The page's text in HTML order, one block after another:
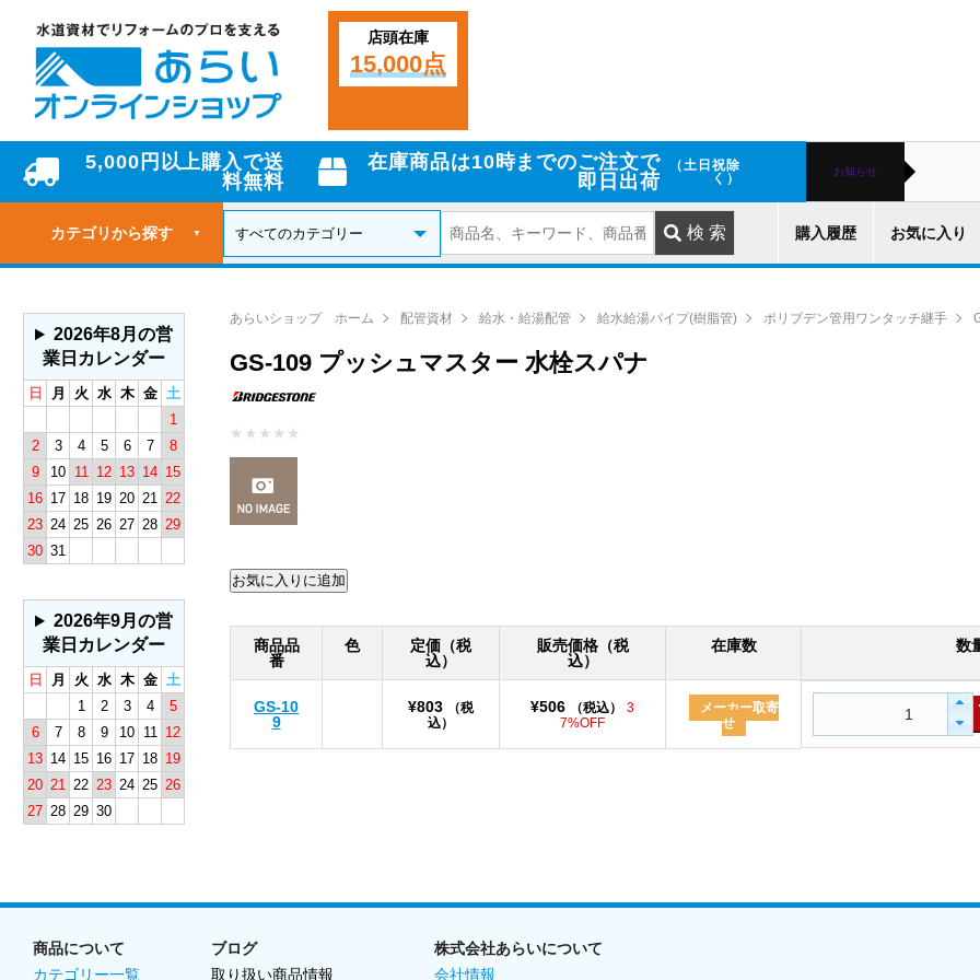
店頭在庫
15,000点
5,000円以上購入で送
料無料
在庫商品は10時までのご注文で
即日出荷
（土日祝除
く）
お知らせ
カテゴリから探す ▼ 購入履歴 お気に入り
あらいショップ ホーム 配管資材 給水・給湯配管 給水給湯パイプ(樹脂管) ポリブデン管用ワンタッチ継手
GS-109 プッシュマスター 水栓スパナ
★ ★ ★ ★ ★
商品品
番
色
定価（税
込）
販売価格（税
込）
在庫数 数
GS-10
9
¥803
（税
込）
¥506 （税込）
3
7%OFF
メーカー取寄
せ
2026年8月の営
業日カレンダー
日 月 火 水 木 金 土
1
2
3 4 5 6 7
8
9
10 11 12 13 14 15
16 17 18 19 20 21 22
23 24 25 26 27 28 29
30 31
2026年9月の営
業日カレンダー
日 月 火 水 木 金 土
1
2 3 4
5
6
7 8 9 10 11 12
13 14 15 16 17 18 19
20 21 22 23 24 25 26
27 28 29 30
商品について
カテゴリー一覧
ブログ
取り扱い商品情報
株式会社あらいについて
会社情報